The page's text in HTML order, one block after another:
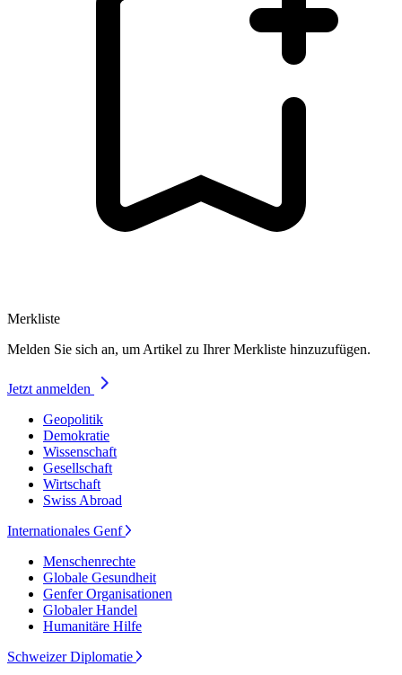
Merkliste
Melden Sie sich an, um Artikel zu Ihrer Merkliste hinzuzufügen.
Jetzt anmelden
Geopolitik
Demokratie
Wissenschaft
Gesellschaft
Wirtschaft
Swiss Abroad
Internationales Genf
Menschenrechte
Globale Gesundheit
Genfer Organisationen
Globaler Handel
Humanitäre Hilfe
Schweizer Diplomatie